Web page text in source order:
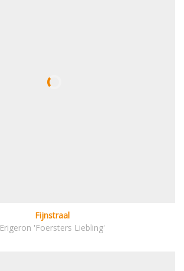
Fijnstraal
Erigeron 'Foersters Liebling'